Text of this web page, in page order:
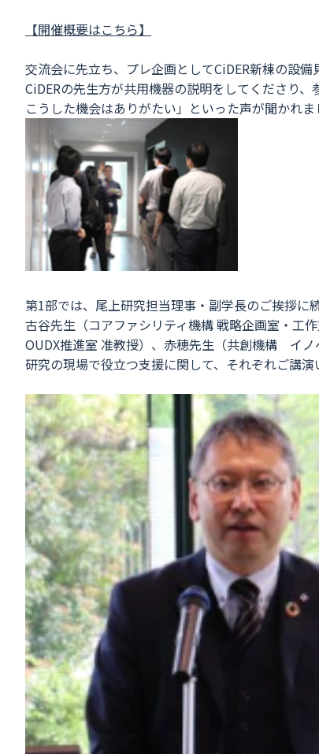
【開催概要はこちら】
交流会に先立ち、プレ企画としてCiDER新棟の設備
CiDERの先生方が共用機器の説明をしてくださり
こうした機会はありがたい」といった声が聞かれま
第1部では、尾上研究担当理事・副学長のご挨拶に
古谷先生（コアファシリティ機構 戦略企画室・工
OUDX推進室 准教授）、赤穂先生（共創機構 イノ
研究の現場で役立つ支援に関して、それぞれご講演